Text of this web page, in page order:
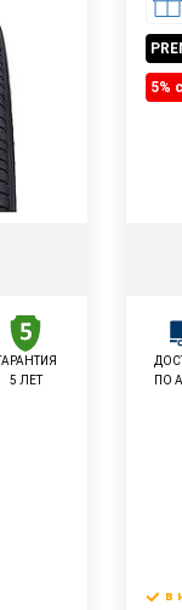
5 ЛЕТ
5%
ПО
в